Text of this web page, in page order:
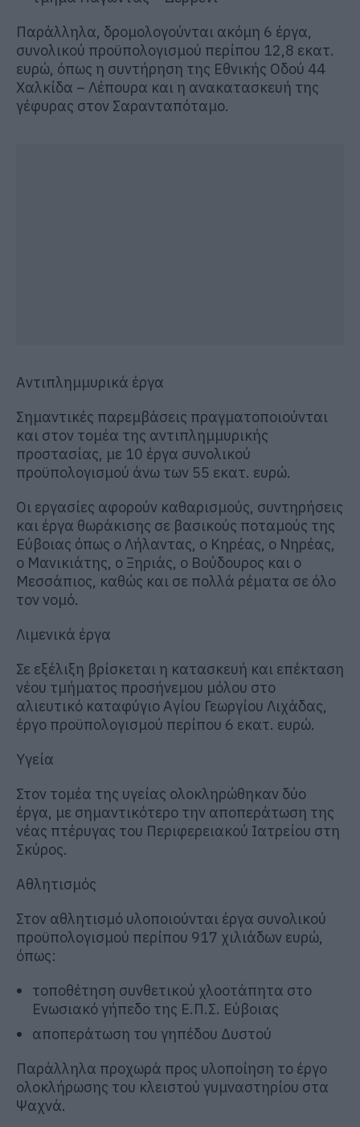
Παράλληλα, δρομολογούνται ακόμη 6 έργα,
συνολικού προϋπολογισμού περίπου 12,8 εκατ.
ευρώ, όπως η συντήρηση της Εθνικής Οδού 44
Χαλκίδα – Λέπουρα και η ανακατασκευή της
γέφυρας στον Σαρανταπόταμο.
Αντιπλημμυρικά έργα
Σημαντικές παρεμβάσεις πραγματοποιούνται
και στον τομέα της αντιπλημμυρικής
προστασίας, με 10 έργα συνολικού
προϋπολογισμού άνω των 55 εκατ. ευρώ.
Οι εργασίες αφορούν καθαρισμούς, συντηρήσεις
και έργα θωράκισης σε βασικούς ποταμούς της
Εύβοιας όπως ο Λήλαντας, ο Κηρέας, ο Νηρέας,
ο Μανικιάτης, ο Ξηριάς, ο Βούδουρος και ο
Μεσσάπιος, καθώς και σε πολλά ρέματα σε όλο
τον νομό.
Λιμενικά έργα
Σε εξέλιξη βρίσκεται η κατασκευή και επέκταση
νέου τμήματος προσήνεμου μόλου στο
αλιευτικό καταφύγιο Αγίου Γεωργίου Λιχάδας,
έργο προϋπολογισμού περίπου 6 εκατ. ευρώ.
Υγεία
Στον τομέα της υγείας ολοκληρώθηκαν δύο
έργα, με σημαντικότερο την αποπεράτωση της
νέας πτέρυγας του Περιφερειακού Ιατρείου στη
Σκύρος.
Αθλητισμός
Στον αθλητισμό υλοποιούνται έργα συνολικού
προϋπολογισμού περίπου 917 χιλιάδων ευρώ,
όπως:
τοποθέτηση συνθετικού χλοοτάπητα στο
Ενωσιακό γήπεδο της Ε.Π.Σ. Εύβοιας
αποπεράτωση του γηπέδου Δυστού
Παράλληλα προχωρά προς υλοποίηση το έργο
ολοκλήρωσης του κλειστού γυμναστηρίου στα
Ψαχνά.